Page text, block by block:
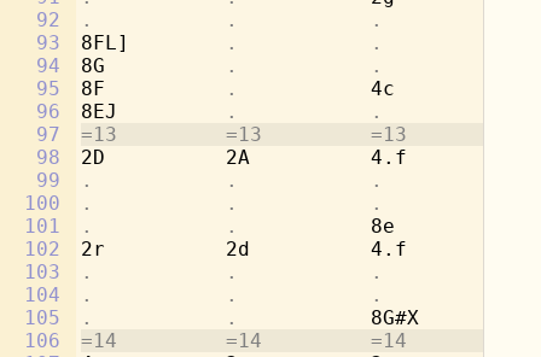
92
93
94
95
96
97
98
99
100
101
102
103
104
105
106
.           .           .
8FL]
.           .
8G
.           .           .
8F
. 4c
8EJ
.           .           .
=13         =13         =13
2D          2A          4.f
.           .           .
.           .           .
.           . 8e
2r          2d          4.f
.           .           .
.           .           .
.           . 8G#X
=14         =14         =14